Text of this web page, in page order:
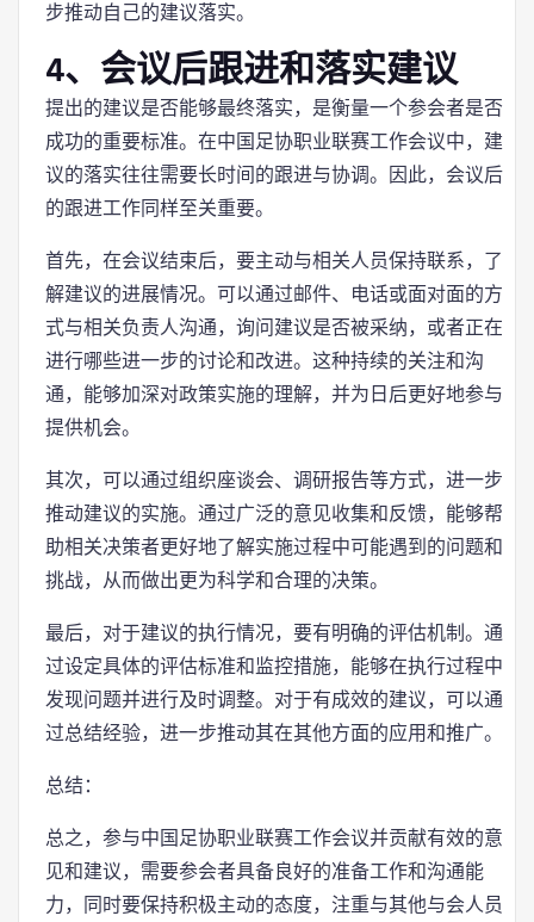
步推动自己的建议落实。
4、会议后跟进和落实建议
提出的建议是否能够最终落实，是衡量一个参会者是否
成功的重要标准。在中国足协职业联赛工作会议中，建
议的落实往往需要长时间的跟进与协调。因此，会议后
的跟进工作同样至关重要。
首先，在会议结束后，要主动与相关人员保持联系，了
解建议的进展情况。可以通过邮件、电话或面对面的方
式与相关负责人沟通，询问建议是否被采纳，或者正在
进行哪些进一步的讨论和改进。这种持续的关注和沟
通，能够加深对政策实施的理解，并为日后更好地参与
提供机会。
其次，可以通过组织座谈会、调研报告等方式，进一步
推动建议的实施。通过广泛的意见收集和反馈，能够帮
助相关决策者更好地了解实施过程中可能遇到的问题和
挑战，从而做出更为科学和合理的决策。
最后，对于建议的执行情况，要有明确的评估机制。通
过设定具体的评估标准和监控措施，能够在执行过程中
发现问题并进行及时调整。对于有成效的建议，可以通
过总结经验，进一步推动其在其他方面的应用和推广。
总结：
总之，参与中国足协职业联赛工作会议并贡献有效的意
见和建议，需要参会者具备良好的准备工作和沟通能
力，同时要保持积极主动的态度，注重与其他与会人员